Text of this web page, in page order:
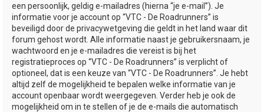
een persoonlijk, geldig e-mailadres (hierna “je e-mail”). Je
informatie voor je account op “VTC - De Roadrunners” is
beveiligd door de privacywetgeving die geldt in het land waar dit
forum gehost wordt. Alle informatie naast je gebruikersnaam, je
wachtwoord en je e-mailadres die vereist is bij het
registratieproces op “VTC - De Roadrunners” is verplicht of
optioneel, dat is een keuze van “VTC - De Roadrunners”. Je hebt
altijd zelf de mogelijkheid te bepalen welke informatie van je
account openbaar wordt weergegeven. Verder heb je ook de
mogelijkheid om in te stellen of je de e-mails die automatisch